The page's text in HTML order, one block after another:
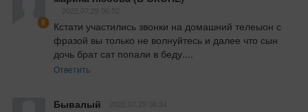
Кстати участились звонки на домашний телеыон с
фразой вы только не волнуйтесь и далее что сын
дочь брат сат попали в беду....
Ответить
Бывалый